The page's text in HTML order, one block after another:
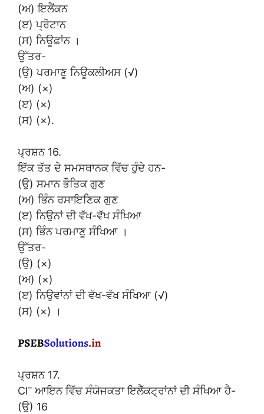
(ਅ) ਇਲੈਂਕਨ
(ੲ) ਪ੍ਰੋਟਾਨ
(ਸ) ਨਿਊਫ਼ਾਂਨ ।
ਉੱਤਰ-
(ਉ) ਪਰਮਾਣੂ ਨਿਊਕਲੀਅਸ (√)
(ਅ) (×)
(ੲ) (×)
(ਸ) (×).
ਪ੍ਰਸ਼ਨ 16.
ਇੱਕ ਤੱਤ ਦੇ ਸਮਸਥਾਨਕ ਵਿੱਚ ਹੁੰਦੇ ਹਨ-
(ਉ) ਸਮਾਨ ਭੌਤਿਕ ਗੁਣ
(ਅ) ਭਿੰਨ ਰਸਾਇਣਿਕ ਗੁਣ
(ੲ) ਨਿਉਨਾਂ ਦੀ ਵੱਖ-ਵੱਖ ਸੰਖਿਆ
(ਸ) ਭਿੰਨ ਪਰਮਾਣੂ ਸੰਖਿਆ ।
ਉੱਤਰ-
(ਉ) (×)
(ਅ) (×)
(ੲ) ਨਿਉਵਾਂਨਾਂ ਦੀ ਵੱਖ-ਵੱਖ ਸੰਖਿਆ (√)
(ਸ) (×) ।
ਪ੍ਰਸ਼ਨ 17.
Cl– ਆਇਨ ਵਿੱਚ ਸੰਯੋਜਕਤਾ ਇਲੈੱਕਟ੍ਰਾਂਨਾਂ ਦੀ ਸੰਖਿਆ ਹੈ-
(ਉ) 16